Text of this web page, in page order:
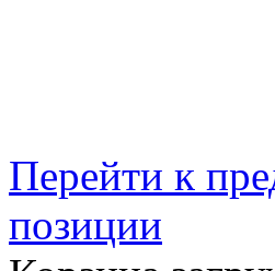
Перейти к
позиции